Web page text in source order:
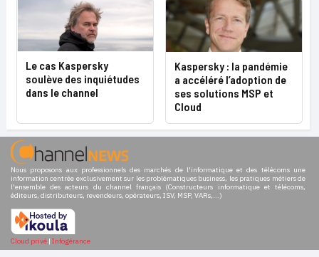
Le cas Kaspersky
soulève des inquiétudes
dans le channel
Kaspersky : la pandémie
a accéléré l’adoption de
ses solutions MSP et
Cloud
Nous proposons aux professionnels des marchés de l'informatique et des télécoms une
information centrée exclusivement sur les problématiques business, les pratiques métiers de
l'ensemble des acteurs du channel français (Constructeurs informatique et télécoms,
éditeurs, distributeurs, revendeurs, opérateurs, ISV, MSP, VARs,...)
Cloud privé | Infogérance